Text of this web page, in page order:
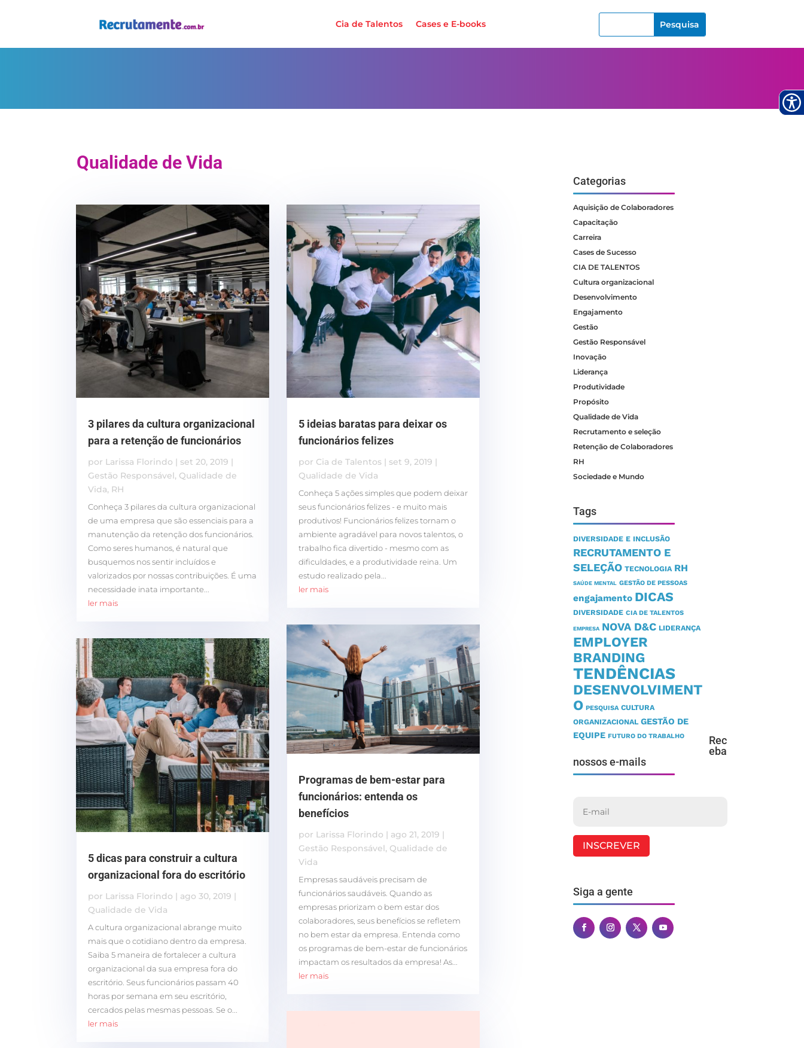
Cia de Talentos Cases e E-books
Qualidade de Vida
3 pilares da cultura organizacional
para a retenção de funcionários
por Larissa Florindo | set 20, 2019 |
Gestão Responsável, Qualidade de
Vida, RH
Conheça 3 pilares da cultura organizacional
de uma empresa que são essenciais para a
manutenção da retenção dos funcionários.
Como seres humanos, é natural que
busquemos nos sentir incluídos e
valorizados por nossas contribuições. É uma
necessidade inata importante...
ler mais
5 dicas para construir a cultura
organizacional fora do escritório
por Larissa Florindo | ago 30, 2019 |
Qualidade de Vida
A cultura organizacional abrange muito
mais que o cotidiano dentro da empresa.
Saiba 5 maneira de fortalecer a cultura
organizacional da sua empresa fora do
escritório. Seus funcionários passam 40
horas por semana em seu escritório,
cercados pelas mesmas pessoas. Se o...
ler mais
5 ideias baratas para deixar os
funcionários felizes
por Cia de Talentos| set 9, 2019 |
Qualidade de Vida
Conheça 5 ações simples que podem deixar
seus funcionários felizes - e muito mais
produtivos! Funcionários felizes tornam o
ambiente agradável para novos talentos, o
trabalho fica divertido - mesmo com as
dificuldades, e a produtividade reina. Um
estudo realizado pela...
ler mais
Programas de bem-estar para
funcionários: entenda os
benefícios
por Larissa Florindo | ago 21, 2019 |
Gestão Responsável, Qualidade de
Vida
Empresas saudáveis ​​precisam de
funcionários saudáveis. Quando as
empresas priorizam o bem estar dos
colaboradores, seus benefícios se refletem
no bem estar da empresa. Entenda como
os programas de bem-estar de funcionários
impactam os resultados da empresa! As...
ler mais
Categorias
Aquisição de Colaboradores
Capacitação
Carreira
Cases de Sucesso
CIA DE TALENTOS
Cultura organizacional
Desenvolvimento
Engajamento
Gestão
Gestão Responsável
Inovação
Liderança
Produtividade
Propósito
Qualidade de Vida
Recrutamento e seleção
Retenção de Colaboradores
RH
Sociedade e Mundo
Tags
DIVERSIDADE E INCLUSÃO
RECRUTAMENTO E
SELEÇÃO TECNOLOGIA RH
SAÚDE MENTAL GESTÃO DE PESSOAS
engajamento DICAS
DIVERSIDADE CIA DE TALENTOS
EMPRESA NOVA D&C LIDERANÇA
EMPLOYER
BRANDING
TENDÊNCIAS
DESENVOLVIMENT
O PESQUISA CULTURA
ORGANIZACIONAL GESTÃO DE
EQUIPE FUTURO DO TRABALHO
Rec
eba
nossos e-mails
INSCREVER
Siga a gente